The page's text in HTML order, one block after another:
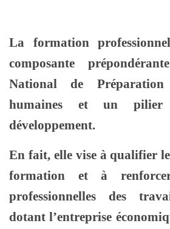
La formation
composante
National de Préparation
humaines et un pilier
développement.
En fait, elle vise à qualifier
formation et à
professionnelles des
dotant l’entreprise